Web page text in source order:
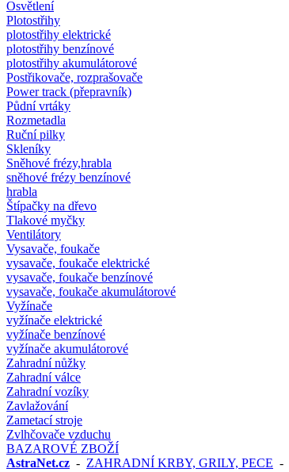
Osvětlení
Plotostřihy
plotostřihy elektrické
plotostřihy benzínové
plotostřihy akumulátorové
Postřikovače, rozprašovače
Power track (přepravník)
Půdní vrtáky
Rozmetadla
Ruční pilky
Skleníky
Sněhové frézy,hrabla
sněhové frézy benzínové
hrabla
Štípačky na dřevo
Tlakové myčky
Ventilátory
Vysavače, foukače
vysavače, foukače elektrické
vysavače, foukače benzínové
vysavače, foukače akumulátorové
Vyžínače
vyžínače elektrické
vyžínače benzínové
vyžínače akumulátorové
Zahradní nůžky
Zahradní válce
Zahradní vozíky
Zavlažování
Zametací stroje
Zvlhčovače vzduchu
BAZAROVÉ ZBOŽÍ
AstraNet.cz - ZAHRADNÍ KRBY, GRILY, PECE -